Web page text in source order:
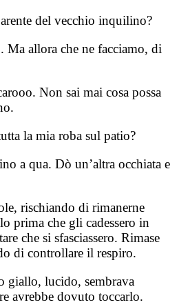
del vecchio inquilino?
Ma allora che ne facciamo, di
Non sai mai cosa possa
la mia roba sul patio?
a qua. Dò un’altra occhiata e
rischiando di rimanerne
prima che gli cadessero in
che si sfasciassero. Rimase
di controllare il respiro.
giallo, lucido, sembrava
avrebbe dovuto toccarlo.